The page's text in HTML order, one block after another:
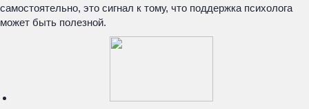
самостоятельно, это сигнал к тому, что поддержка психолога
может быть полезной.